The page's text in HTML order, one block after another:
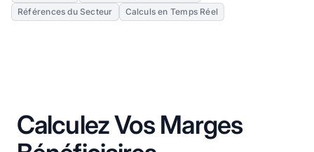
Références du Secteur
Calculs en Temps Réel
Calculez Vos Marges